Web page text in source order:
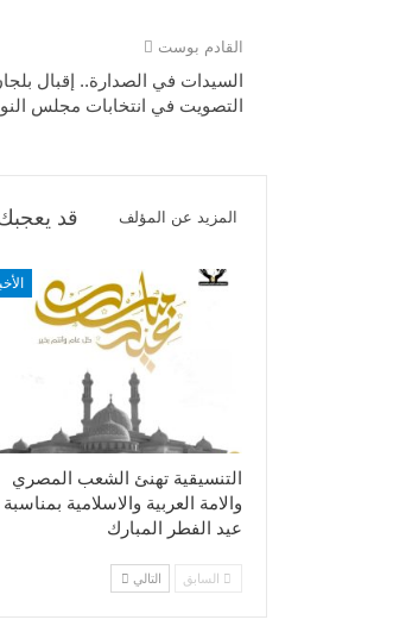
القادم بوست
السيدات في الصدارة.. إقبال
التصويت في انتخابات مجلس
قد المزيد عن المؤلف
التنسيقية تهنئ الشعب المصري
والامة العربية والاسلامية بمناسبة
عيد الفطر المبارك
السابق التالي